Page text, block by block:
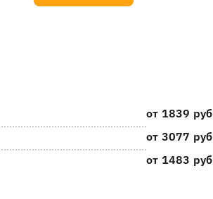
от 1839 руб
от 3077 руб
от 1483 руб